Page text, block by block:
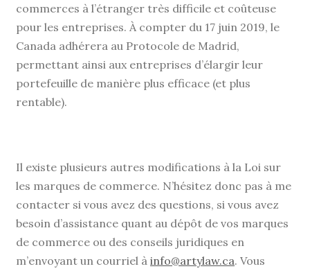
commerces à l’étranger très difficile et coûteuse
pour les entreprises. À compter du 17 juin 2019, le
Canada adhérera au Protocole de Madrid,
permettant ainsi aux entreprises d’élargir leur
portefeuille de manière plus efficace (et plus
rentable).
Il existe plusieurs autres modifications à la Loi sur
les marques de commerce. N’hésitez donc pas à me
contacter si vous avez des questions, si vous avez
besoin d’assistance quant au dépôt de vos marques
de commerce ou des conseils juridiques en
m’envoyant un courriel à info@artylaw.ca. Vous